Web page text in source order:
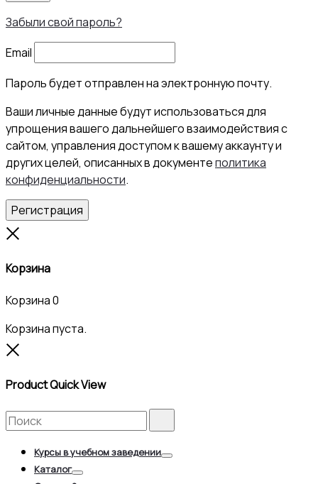
Забыли свой пароль?
Email
Пароль будет отправлен на электронную почту.
Ваши личные данные будут использоваться для
упрощения вашего дальнейшего взаимодействия с
сайтом, управления доступом к вашему аккаунту и
других целей, описанных в документеполитика
конфиденциальности.
Регистрация
Корзина
Корзина0
Корзина пуста.
Product Quick View
Search
for:
Курсы в учебном заведении
Каталог